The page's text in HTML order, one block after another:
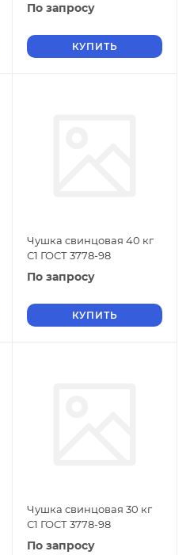
По запросу
КУПИТЬ
Чушка свинцовая 40 кг
С1 ГОСТ 3778-98
По запросу
КУПИТЬ
Чушка свинцовая 30 кг
С1 ГОСТ 3778-98
По запросу